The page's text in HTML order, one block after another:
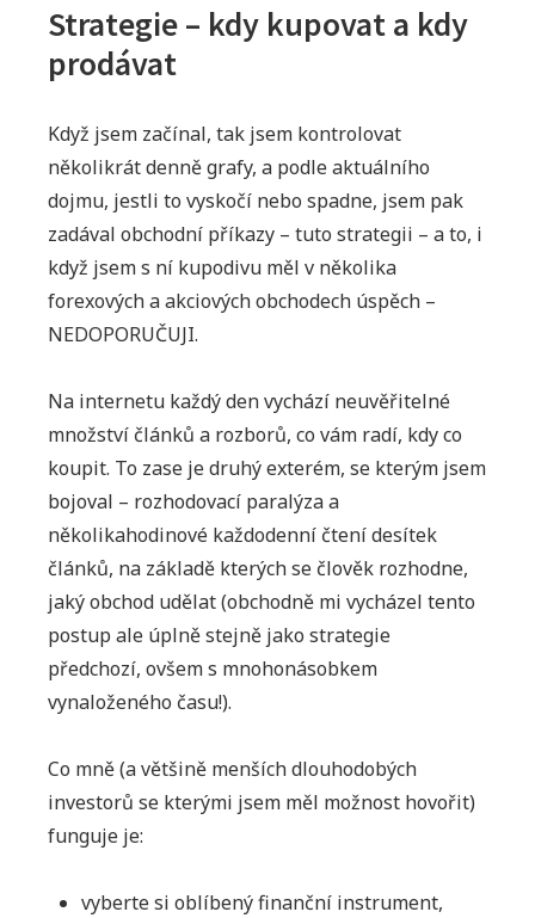
Strategie – kdy kupovat a kdy
prodávat
Když jsem začínal, tak jsem kontrolovat
několikrát denně grafy, a podle aktuálního
dojmu, jestli to vyskočí nebo spadne, jsem pak
zadával obchodní příkazy – tuto strategii – a to, i
když jsem s ní kupodivu měl v několika
forexových a akciových obchodech úspěch –
NEDOPORUČUJI.
Na internetu každý den vychází neuvěřitelné
množství článků a rozborů, co vám radí, kdy co
koupit. To zase je druhý exterém, se kterým jsem
bojoval – rozhodovací paralýza a
několikahodinové každodenní čtení desítek
článků, na základě kterých se člověk rozhodne,
jaký obchod udělat (obchodně mi vycházel tento
postup ale úplně stejně jako strategie
předchozí, ovšem s mnohonásobkem
vynaloženého času!).
Co mně (a většině menších dlouhodobých
investorů se kterými jsem měl možnost hovořit)
funguje je:
vyberte si oblíbený finanční instrument,